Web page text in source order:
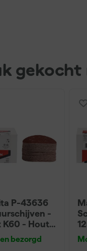
gekocht
P-43636
-
K60 - Hout
bezorgd